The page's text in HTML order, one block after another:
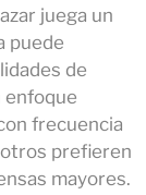
juega un
puede
de
enfoque
frecuencia
prefieren
mayores.